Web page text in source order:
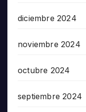
diciembre 2024
noviembre 2024
octubre 2024
septiembre 2024